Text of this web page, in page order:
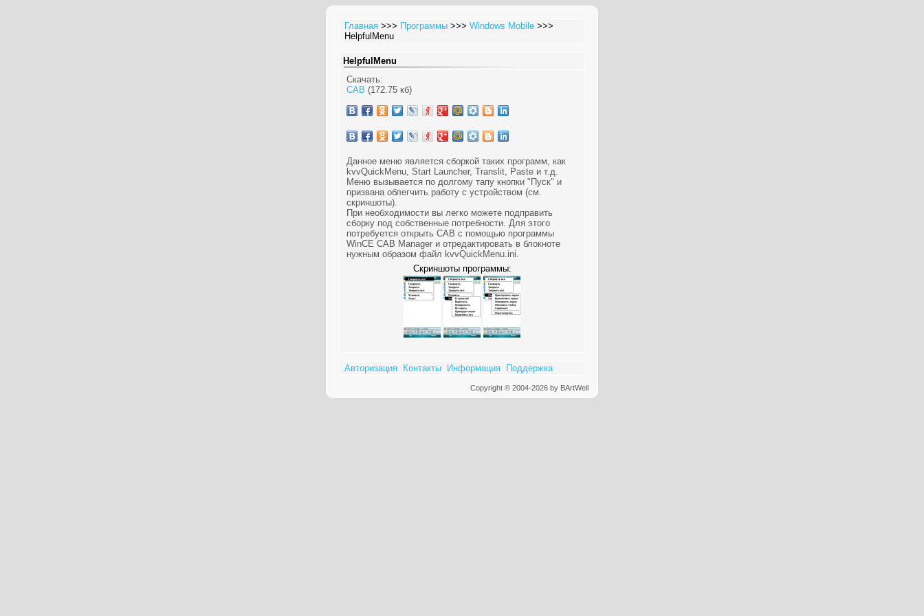
Главная >>> Программы >>> Windows Mobile >>>
HelpfulMenu
HelpfulMenu
Скачать:
CAB (172.75 кб)
Данное меню является сборкой таких программ, как
kvvQuickMenu, Start Launcher, Translit, Paste и т.д.
Меню вызывается по долгому тапу кнопки "Пуск" и
призвана облегчить работу с устройством (см.
скриншоты).
При необходимости вы легко можете подправить
сборку под собственные потребности. Для этого
потребуется открыть CAB с помощью программы
WinCE CAB Manager и отредактировать в блокноте
нужным образом файл kvvQuickMenu.ini.
Скриншоты программы:
Авторизация Контакты Информация Поддержка
Copyright © 2004-2026 by BArtWell